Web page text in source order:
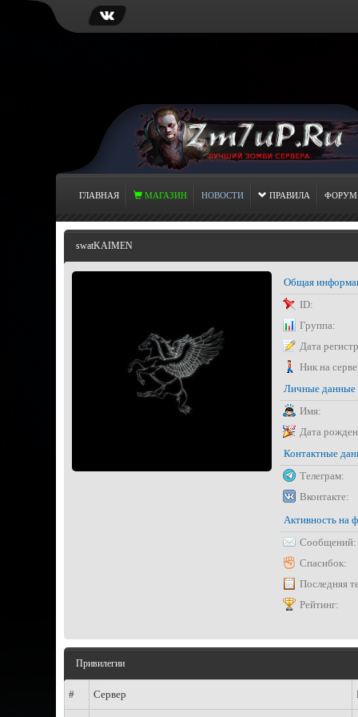
ГЛАВНАЯ МАГАЗИН НОВОСТИ ПРАВИЛА ФОРУМ
swatKAIMEN
Общая
ID:
Группа:
Дата
Ник на
Личные данные
Имя:
Дата
Контактные
Телеграм:
Вконтакте:
Активность на
Сообщений:
Спасибок:
Последняя
Рейтинг:
Привилегии
# Сервер